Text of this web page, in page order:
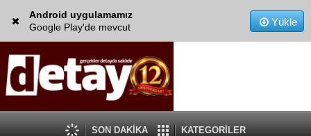
Android uygulamamız
Google Play'de mevcut
Yükle
SON DAKİKA KATEGORİLER